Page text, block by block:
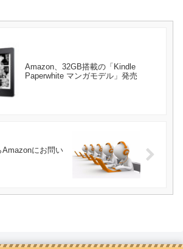
Amazon、32GB搭載の「Kindle
Paperwhite マンガモデル」発売
Amazonにお問い